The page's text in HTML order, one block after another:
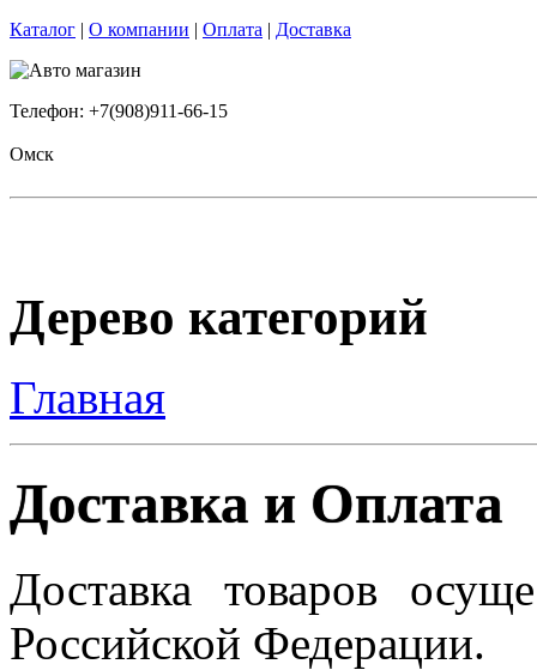
Каталог | О компании | Оплата | Доставка
Телефон: +7(908)911-66-15
Омск
Дерево категорий
Главная
Доставка и Оплата
Доставка товаров
Российской Федерации.